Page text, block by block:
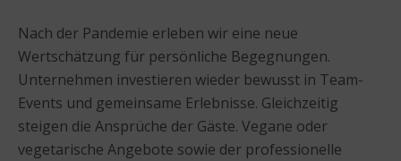
Nach der Pandemie erleben wir eine neue
Wertschätzung für persönliche Begegnungen.
Unternehmen investieren wieder bewusst in Team-
Events und gemeinsame Erlebnisse. Gleichzeitig
steigen die Ansprüche der Gäste. Vegane oder
vegetarische Angebote sowie der professionelle